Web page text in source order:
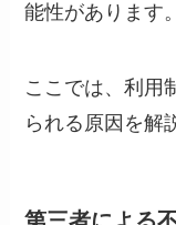
能性があります。
ここでは、利用
られる原因を解